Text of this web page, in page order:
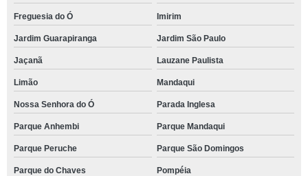
Freguesia do Ó Imirim
Jardim Guarapiranga Jardim São Paulo
Jaçanã Lauzane Paulista
Limão Mandaqui
Nossa Senhora do Ó Parada Inglesa
Parque Anhembi Parque Mandaqui
Parque Peruche Parque São Domingos
Parque do Chaves Pompéia